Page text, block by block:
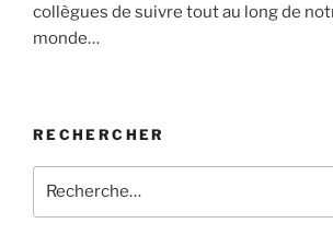
collègues de suivre tout au long de
monde…
RECHERCHER
pour